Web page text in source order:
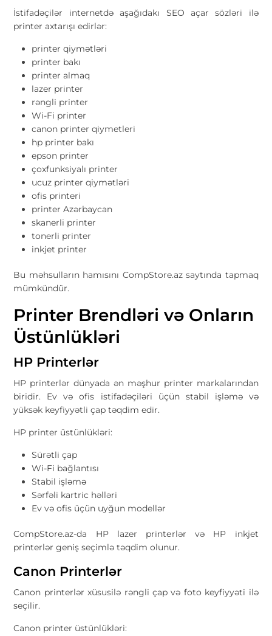
İstifadəçilər internetdə aşağıdakı SEO açar sözləri ilə
printer axtarışı edirlər:
printer qiymətləri
printer bakı
printer almaq
lazer printer
rəngli printer
Wi-Fi printer
canon printer qiymetleri
hp printer bakı
epson printer
çoxfunksiyalı printer
ucuz printer qiymətləri
ofis printeri
printer Azərbaycan
skanerli printer
tonerli printer
inkjet printer
Bu məhsulların hamısını CompStore.az saytında tapmaq
mümkündür.
Printer Brendləri və Onların
Üstünlükləri
HP Printerlər
HP printerlər dünyada ən məşhur printer markalarından
biridir. Ev və ofis istifadəçiləri üçün stabil işləmə və
yüksək keyfiyyətli çap təqdim edir.
HP printer üstünlükləri:
Sürətli çap
Wi-Fi bağlantısı
Stabil işləmə
Sərfəli kartric həlləri
Ev və ofis üçün uyğun modellər
CompStore.az-da HP lazer printerlər və HP inkjet
printerlər geniş seçimlə təqdim olunur.
Canon Printerlər
Canon printerlər xüsusilə rəngli çap və foto keyfiyyəti ilə
seçilir.
Canon printer üstünlükləri: